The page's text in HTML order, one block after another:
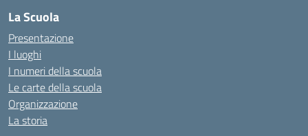
La Scuola
Presentazione
I luoghi
I numeri della scuola
Le carte della scuola
Organizzazione
La storia